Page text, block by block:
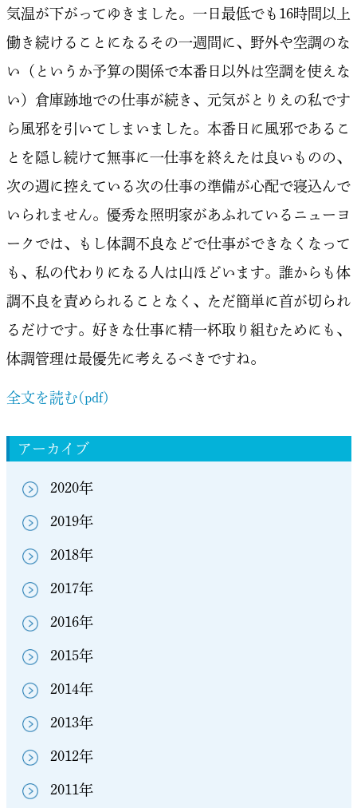
アーカイブ
2020年
2019年
2018年
2017年
2016年
2015年
2014年
2013年
2012年
2011年
気温が下がってゆきました。一日最低でも16時間以上
働き続けることになるその一週間に、野外や空調のな
い（というか予算の関係で本番日以外は空調を使えな
い）倉庫跡地での仕事が続き、元気がとりえの私です
ら風邪を引いてしまいました。本番日に風邪であるこ
とを隠し続けて無事に一仕事を終えたは良いものの、
次の週に控えている次の仕事の準備が心配で寝込んで
いられません。優秀な照明家があふれているニューヨ
ークでは、もし体調不良などで仕事ができなくなって
も、私の代わりになる人は山ほどいます。誰からも体
調不良を責められることなく、ただ簡単に首が切られ
るだけです。好きな仕事に精一杯取り組むためにも、
体調管理は最優先に考えるべきですね。
全文を読む(pdf)